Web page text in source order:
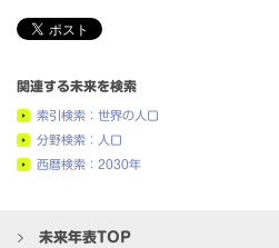
関連する未来を検索
索引検索：世界の人口
分野検索：人口
西暦検索：2030年
未来年表TOP